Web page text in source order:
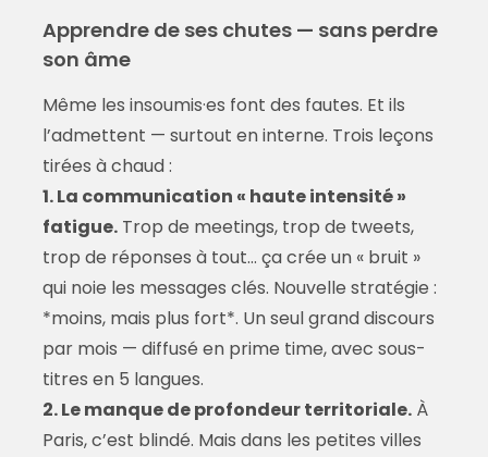
Apprendre de ses chutes — sans perdre
son âme
Même les insoumis·es font des fautes. Et ils
l’admettent — surtout en interne. Trois leçons
tirées à chaud :
1. La communication « haute intensité »
fatigue.Trop de meetings, trop de tweets,
trop de réponses à tout… ça crée un « bruit »
qui noie les messages clés. Nouvelle stratégie :
*moins, mais plus fort*. Un seul grand discours
par mois — diffusé en prime time, avec sous-
titres en 5 langues.
2. Le manque de profondeur territoriale.À
Paris, c’est blindé. Mais dans les petites villes